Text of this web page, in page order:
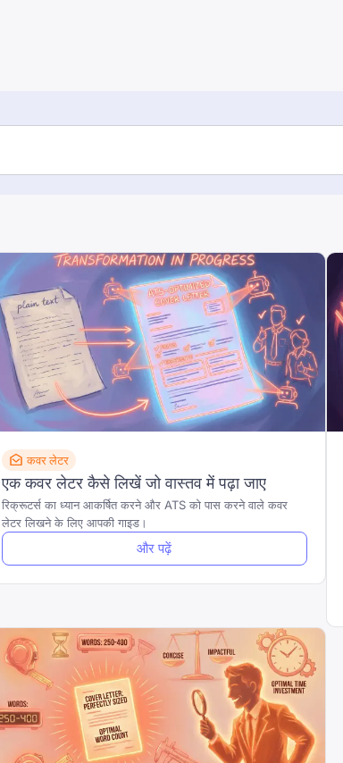
कवर लेटर
एक कवर लेटर कैसे लिखें जो वास्तव में पढ़ा जाए
रिक्रूटर्स का ध्यान आकर्षित करने और ATS को पास करने वाले कवर
लेटर लिखने के लिए आपकी गाइड।
और पढ़ें